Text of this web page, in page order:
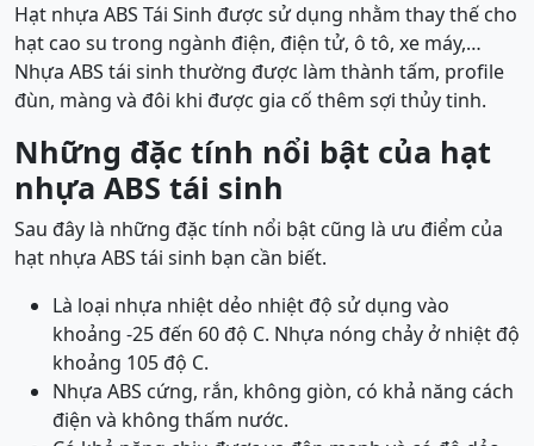
Hạt nhựa ABS Tái Sinh được sử dụng nhằm thay thế cho
hạt cao su trong ngành điện, điện tử, ô tô, xe máy,…
Nhựa ABS tái sinh thường được làm thành tấm, profile
đùn, màng và đôi khi được gia cố thêm sợi thủy tinh.
Những đặc tính nổi bật của hạt
nhựa ABS tái sinh
Sau đây là những đặc tính nổi bật cũng là ưu điểm của
hạt nhựa ABS tái sinh bạn cần biết.
Là loại nhựa nhiệt dẻo nhiệt độ sử dụng vào
khoảng -25 đến 60 độ C. Nhựa nóng chảy ở nhiệt độ
khoảng 105 độ C.
Nhựa ABS cứng, rắn, không giòn, có khả năng cách
điện và không thấm nước.